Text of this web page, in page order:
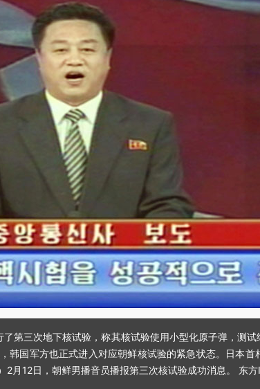
第三次地下核试验，称其核试验使用小型化原子弹，测
韩国军方也正式进入对应朝鲜核试验的紧急状态。日本
月12日，朝鲜男播音员播报第三次核试验成功消息。 东方